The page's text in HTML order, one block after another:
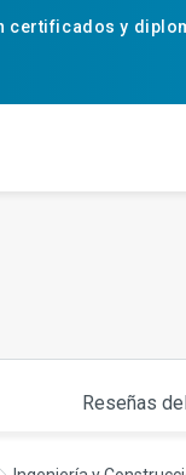
certificados y
Reseñas